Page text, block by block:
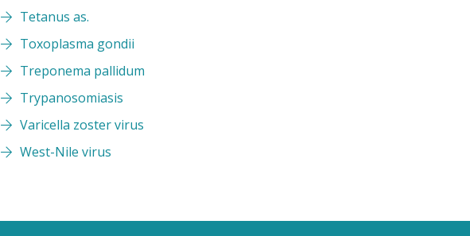
Tetanus as.
Toxoplasma gondii
Treponema pallidum
Trypanosomiasis
Varicella zoster virus
West-Nile virus